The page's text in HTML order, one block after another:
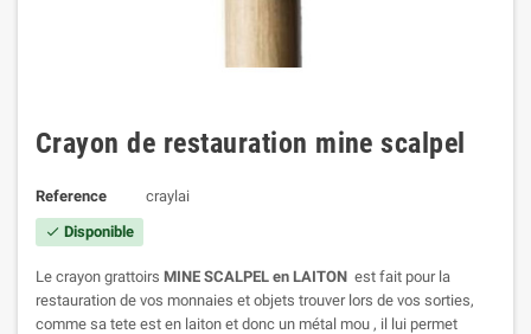
Crayon de restauration mine scalpel
Reference craylai
check Disponible
Le crayon grattoirs MINE SCALPEL en LAITON est fait pour la
restauration de vos monnaies et objets trouver lors de vos sorties,
comme sa tete est en laiton et donc un métal mou , il lui permet